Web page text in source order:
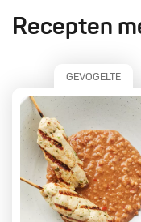
Recepten
GEVOGELTE